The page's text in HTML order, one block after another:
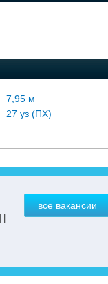
7,95 м
27 уз (ПХ)
все вакансии